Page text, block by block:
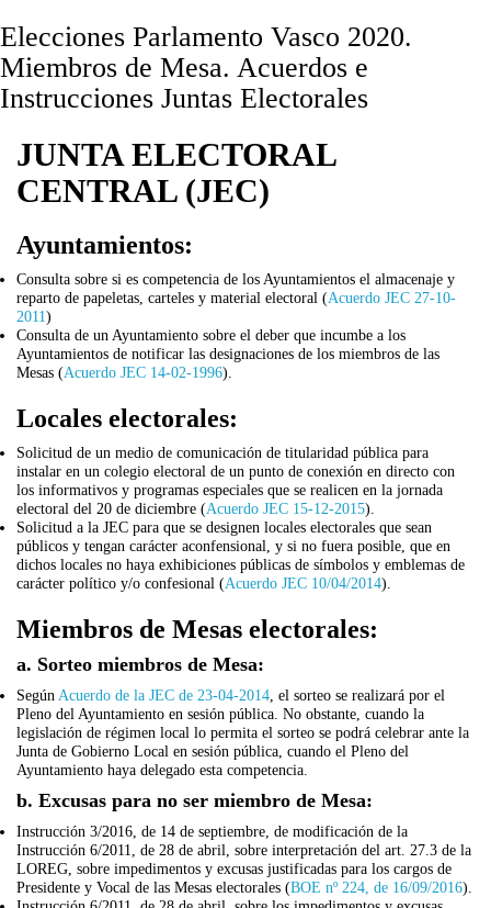
Elecciones Parlamento Vasco 2020.
Miembros de Mesa. Acuerdos e
Instrucciones Juntas Electorales
JUNTA ELECTORAL
CENTRAL(JEC)
Ayuntamientos:
Consulta sobre si es competencia de los Ayuntamientos el almacenaje y
reparto de papeletas, carteles y material electoral (Acuerdo JEC 27-10-
2011)
Consulta de un Ayuntamiento sobre el deber que incumbe a los
Ayuntamientos de notificar las designaciones de los miembros de las
Mesas (Acuerdo JEC 14-02-1996).
Locales electorales:
Solicitud de un medio de comunicación de titularidad pública para
instalar en un colegio electoral de un punto de conexión en directo con
los informativos y programas especiales que se realicen en la jornada
electoral del 20 de diciembre (Acuerdo JEC 15-12-2015).
Solicitud a la JEC para que se designen locales electorales que sean
públicos y tengan carácter aconfensional, y si no fuera posible, que en
dichos locales no haya exhibiciones públicas de símbolos y emblemas de
carácter político y/o confesional (Acuerdo JEC 10/04/2014).
Miembros de Mesas electorales:
a. Sorteo miembros de Mesa:
Según Acuerdo de la JEC de 23-04-2014 , el sorteo se realizará por el
Pleno del Ayuntamiento en sesión pública. No obstante, cuando la
legislación de régimen local lo permita el sorteo se podrá celebrar ante la
Junta de Gobierno Local en sesión pública, cuando el Pleno del
Ayuntamiento haya delegado esta competencia.
b. Excusas para no ser miembro de Mesa:
Instrucción 3/2016, de 14 de septiembre, de modificación de la
Instrucción 6/2011, de 28 de abril, sobre interpretación del art. 27.3 de la
LOREG, sobre impedimentos y excusas justificadas para los cargos de
Presidente y Vocal de las Mesas electorales (BOE nº 224, de 16/09/2016).